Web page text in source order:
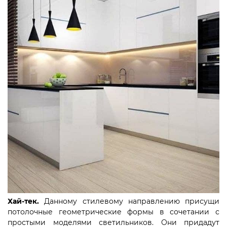
Хай-тек. Данному стилевому направлению присущи
потолочные геометрические формы в сочетании с
простыми моделями светильников. Они придадут